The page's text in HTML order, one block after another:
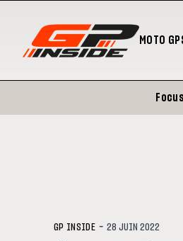
MOTO GP
Focus
GP INSIDE -28 JUIN 2022